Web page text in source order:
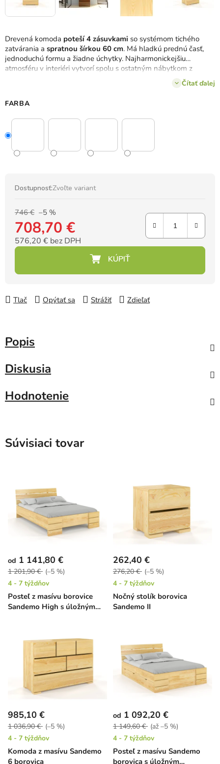
Drevená komoda poteší 4 zásuvkami so systémom tichého
zatvárania a spratnou šírkou 60 cm. Má hladkú prednú časť,
jednoduchú formu a žiadne úchytky. Najharmonickejšiu
atmosféru v interiéri vytvorí spolu s ostatným nábytkom z
Čítať ďalej
FARBA
Dostupnosť:Zvoľte variant
746 € –5 %
708,70 €
576,20 € bez DPH
Tlač Opýtať sa Strážiť Zdieľať
Popis
Diskusia
Hodnotenie
Súvisiaci tovar
Posteľ z masívu borovice
Sandemo High s úložným
od 1 141,80 €
1 201,90 € (–5 %)
4 - 7 týždňov
Nočný stolík borovica
Sandemo II
262,40 €
276,20 € (–5 %)
4 - 7 týždňov
Komoda z masívu Sandemo
6 borovica
985,10 €
1 036,90 € (–5 %)
4 - 7 týždňov
Posteľ z masívu Sandemo
borovica s úložným
od 1 092,20 €
1 149,60 € (až –5 %)
4 - 7 týždňov